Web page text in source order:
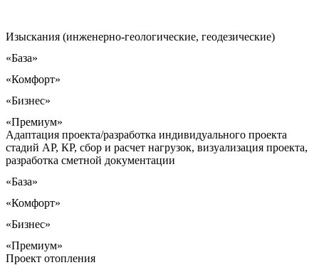
Изыскания (инженерно-геологические, геодезические)
«База»
«Комфорт»
«Бизнес»
«Премиум»
Адаптация проекта/разработка индивидуального проекта
стадий АР, КР, сбор и расчет нагрузок, визуализация проекта,
разработка сметной документации
«База»
«Комфорт»
«Бизнес»
«Премиум»
Проект отопления